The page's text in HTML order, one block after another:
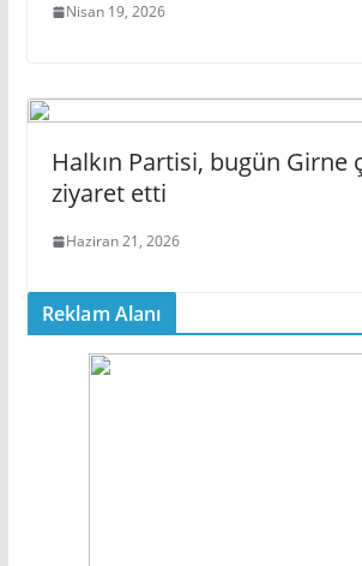
Nisan 19, 2026
Halkın Partisi, bugün Girne
ziyaret etti
Haziran 21, 2026
Reklam Alanı